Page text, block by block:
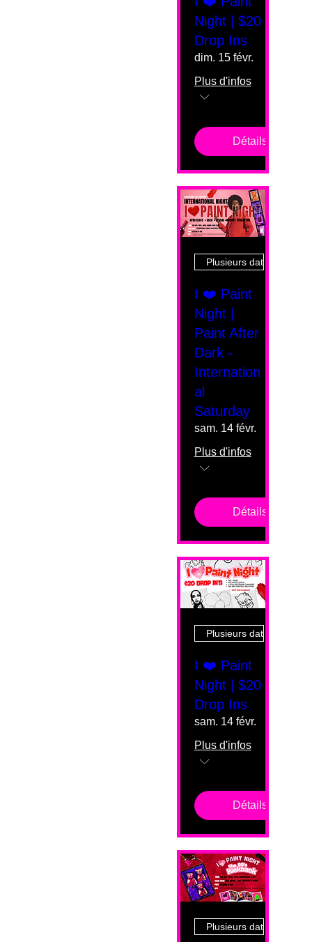
Night | $20
Drop Ins
dim. 15 févr.
Plus d'infos
Détails
Plusieurs dates
I ❤️ Paint
Night |
Paint After
Dark -
Internation
al
Saturday
sam. 14 févr.
Plus d'infos
Détails
Plusieurs dates
I ❤️ Paint
Night | $20
Drop Ins
sam. 14 févr.
Plus d'infos
Détails
Plusieurs dates